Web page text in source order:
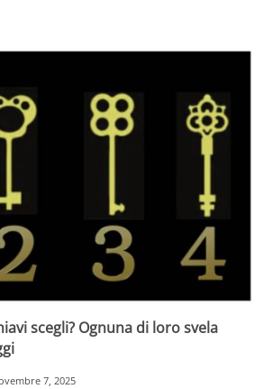
scegli? Ognuna di loro svela
7, 2025